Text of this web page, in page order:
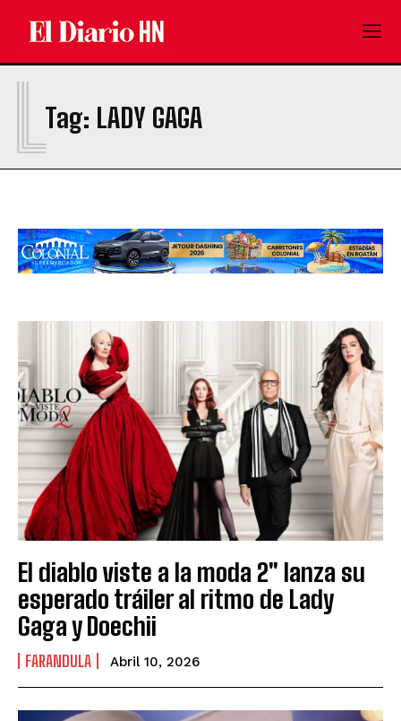
Tag: LADY GAGA
L
El diablo viste a la moda 2″ lanza su
esperado tráiler al ritmo de Lady
Gaga y Doechii
FARANDULA Abril 10, 2026